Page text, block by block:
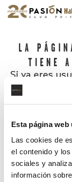
Esta página web
Las cookies de
el contenido y
sociales y
información
LA
TIENE
Si ya eres